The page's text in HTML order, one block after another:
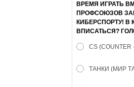
ВРЕМЯ ИГРАТЬ
ПРОФСОЮЗОВ
КИБЕРСПОРТУ! В
ВПИСАТЬСЯ?
CS (COUNTER
ТАНКИ (МИР